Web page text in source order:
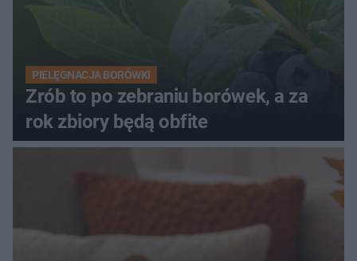
PIELĘGNACJA BORÓWKI
Zrób to po zebraniu borówek, a za
rok zbiory będą obfite